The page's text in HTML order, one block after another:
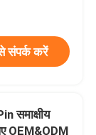
संपर्क करें
समाक्षीय
OEM&ODM